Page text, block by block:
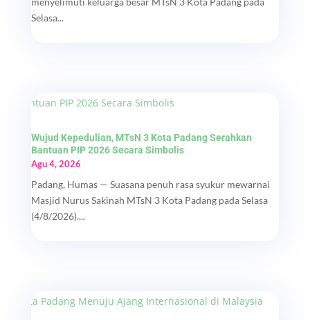
Selasa...
Wujud Kepedulian, MTsN 3 Kota Padang Serahkan
Bantuan PIP 2026 Secara Simbolis
Agu 4, 2026
Padang, Humas — Suasana penuh rasa syukur mewarnai
Masjid Nurus Sakinah MTsN 3 Kota Padang pada Selasa
(4/8/2026)....